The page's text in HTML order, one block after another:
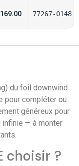
77267-0148
du foil downwind
pour compléter ou
généreux pour
infinie — à monter
choisir ?